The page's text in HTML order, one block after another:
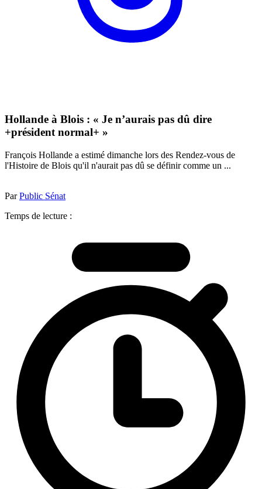
Hollande à Blois : « Je n’aurais pas dû dire
+président normal+ »
François Hollande a estimé dimanche lors des Rendez-vous de
l'Histoire de Blois qu'il n'aurait pas dû se définir comme un ...
ParPublic Sénat
Temps de lecture :